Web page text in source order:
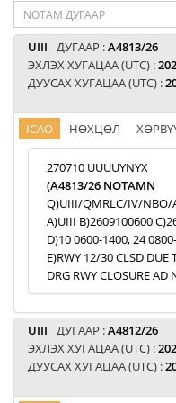
UIII ДУГААР :A4813/26
ЭХЛЭХ ХУГАЦАА (UTC) :
ДУУСАХ ХУГАЦАА (UTC) :
ICAO НӨХЦӨЛ
270710 UUUUYNYX
(A4813/26 NOTAMN
Q)UIII/QMRLC/IV/NBO/
A)UIII B)2609100600
D)10 0600-1400, 24
E)RWY 12/30 CLSD DUE
DRG RWY CLOSURE AD
UIII ДУГААР :A4812/26
ЭХЛЭХ ХУГАЦАА (UTC) :
ДУУСАХ ХУГАЦАА (UTC) :